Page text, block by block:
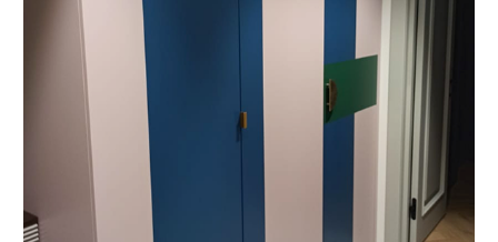
интересующим вопросам, а также помогут
составить дизайн-проект и подобрать все
необходимые материалы для будущей кухни.